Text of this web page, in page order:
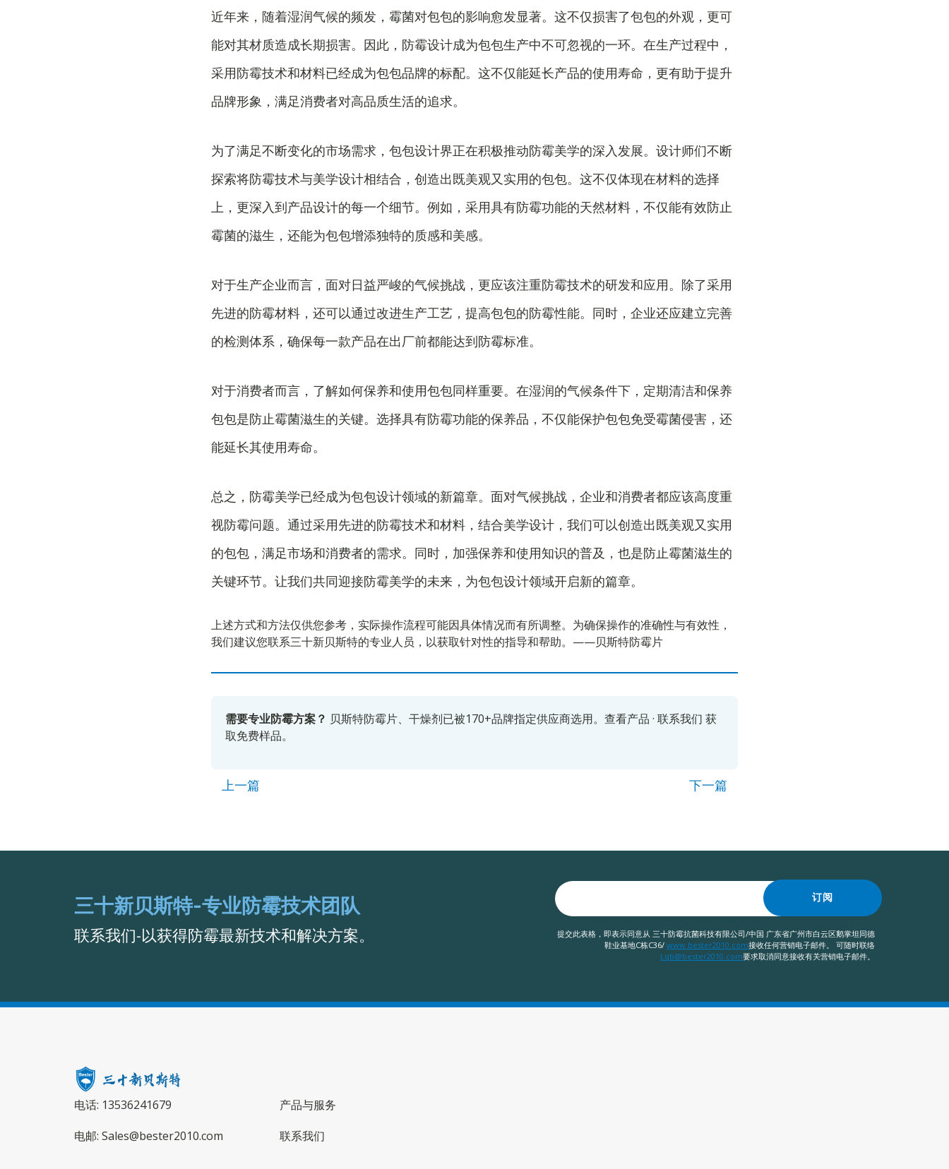
近年来，随着湿润气候的频发，霉菌对包包的影响愈发显著。这不仅损害了包包的外观，更可
能对其材质造成长期损害。因此，防霉设计成为包包生产中不可忽视的一环。在生产过程中，
采用防霉技术和材料已经成为包包品牌的标配。这不仅能延长产品的使用寿命，更有助于提升
品牌形象，满足消费者对高品质生活的追求。
为了满足不断变化的市场需求，包包设计界正在积极推动防霉美学的深入发展。设计师们不断
探索将防霉技术与美学设计相结合，创造出既美观又实用的包包。这不仅体现在材料的选择
上，更深入到产品设计的每一个细节。例如，采用具有防霉功能的天然材料，不仅能有效防止
霉菌的滋生，还能为包包增添独特的质感和美感。
对于生产企业而言，面对日益严峻的气候挑战，更应该注重防霉技术的研发和应用。除了采用
先进的防霉材料，还可以通过改进生产工艺，提高包包的防霉性能。同时，企业还应建立完善
的检测体系，确保每一款产品在出厂前都能达到防霉标准。
对于消费者而言，了解如何保养和使用包包同样重要。在湿润的气候条件下，定期清洁和保养
包包是防止霉菌滋生的关键。选择具有防霉功能的保养品，不仅能保护包包免受霉菌侵害，还
能延长其使用寿命。
总之，防霉美学已经成为包包设计领域的新篇章。面对气候挑战，企业和消费者都应该高度重
视防霉问题。通过采用先进的防霉技术和材料，结合美学设计，我们可以创造出既美观又实用
的包包，满足市场和消费者的需求。同时，加强保养和使用知识的普及，也是防止霉菌滋生的
关键环节。让我们共同迎接防霉美学的未来，为包包设计领域开启新的篇章。
上述方式和方法仅供您参考，实际操作流程可能因具体情况而有所调整。为确保操作的准确性与有效性，
我们建议您联系三十新贝斯特的专业人员，以获取针对性的指导和帮助。——贝斯特防霉片
需要专业防霉方案？ 贝斯特防霉片、干燥剂已被170+品牌指定供应商选用。 查看产品 · 联系我们 获
取免费样品。
上一篇 下一篇
三十新贝斯特-专业防霉技术团队
联系我们-以获得防霉最新技术和解决方案。
订阅
提交此表格，即表示同意从 三十防霉抗菌科技有限公司/中国 广东省广州市白云区鹅掌坦同德
鞋业基地C栋C36/www.bester2010.com接收任何营销电子邮件。 可随时联络
Lqb@bester2010.com要求取消同意接收有关营销电子邮件。
电话: 13536241679
电邮: Sales@bester2010.com
产品与服务
联系我们